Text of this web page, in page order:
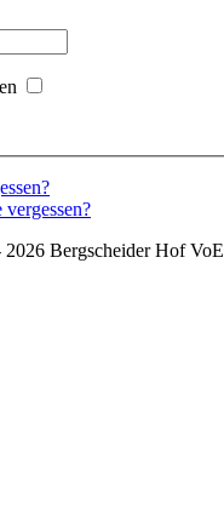
Bergscheider Hof VoE